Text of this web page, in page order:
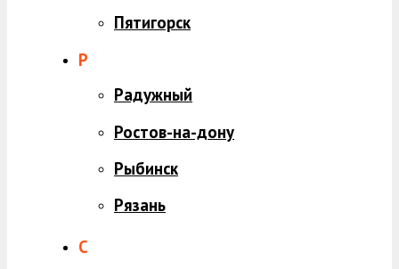
Пятигорск
Р
Радужный
Ростов-на-дону
Рыбинск
Рязань
С